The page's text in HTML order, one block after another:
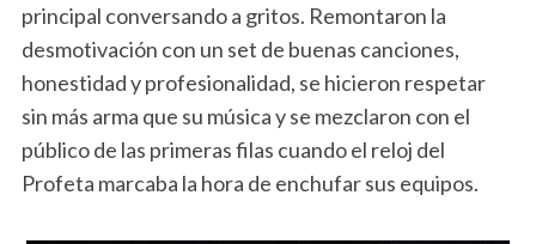
principal conversando a gritos. Remontaron la
desmotivación con un set de buenas canciones,
honestidad y profesionalidad, se hicieron respetar
sin más arma que su música y se mezclaron con el
público de las primeras filas cuando el reloj del
Profeta marcaba la hora de enchufar sus equipos.